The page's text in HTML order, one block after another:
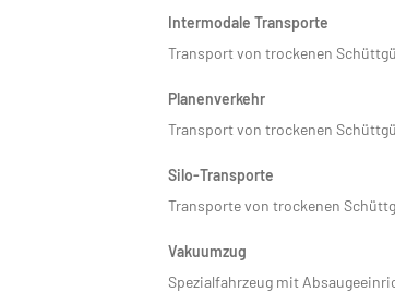
Intermodale Transporte
Transport von trockenen
Planenverkehr
Transport von trockenen
Silo-Transporte
Transporte von trockenen
Vakuumzug
Spezialfahrzeug mit